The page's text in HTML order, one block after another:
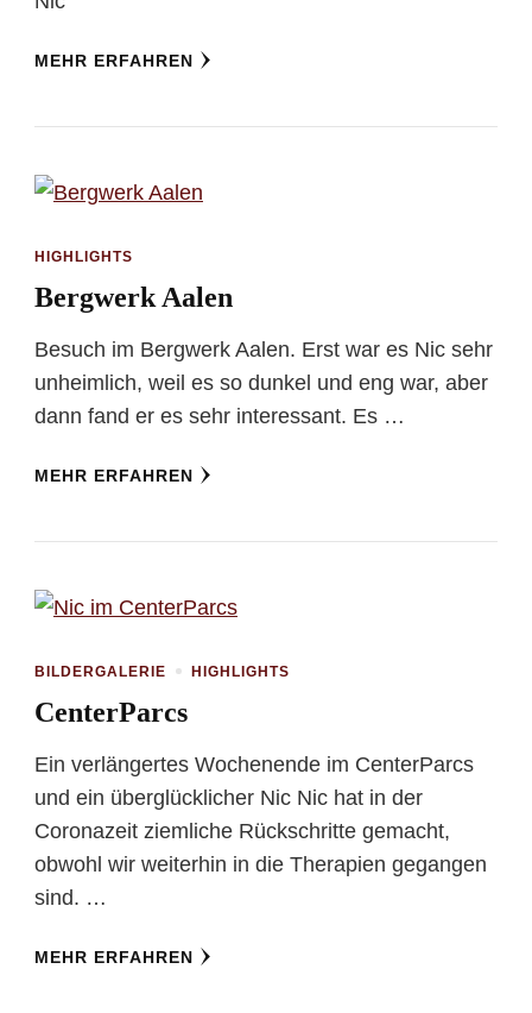
MEHR ERFAHREN
HIGHLIGHTS
Bergwerk Aalen
Besuch im Bergwerk Aalen. Erst war es Nic sehr
unheimlich, weil es so dunkel und eng war, aber
dann fand er es sehr interessant. Es …
MEHR ERFAHREN
BILDERGALERIE HIGHLIGHTS
CenterParcs
Ein verlängertes Wochenende im CenterParcs
und ein überglücklicher Nic Nic hat in der
Coronazeit ziemliche Rückschritte gemacht,
obwohl wir weiterhin in die Therapien gegangen
sind. …
MEHR ERFAHREN